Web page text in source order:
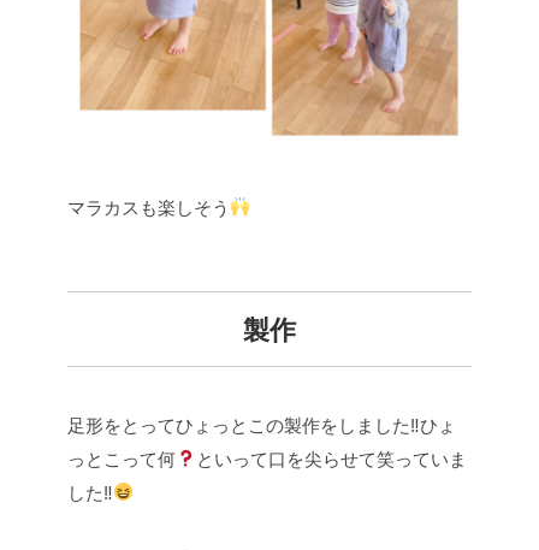
マラカスも楽しそう
製作
足形をとってひょっとこの製作をしました‼︎ひょ
っとこって何
といって口を尖らせて笑っていま
した‼︎